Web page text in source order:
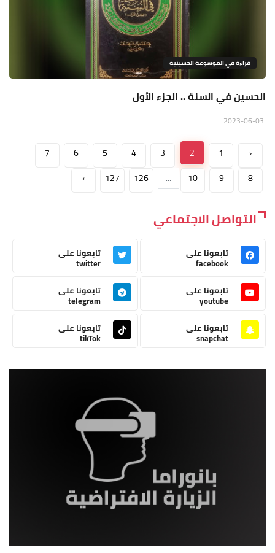
قراءة في الموسوعة الحسينية
الحسين في السنة .. الجزء الأول
‹
1
2
3
4
5
6
7
8
9
10
...
126
127
›
التواصل الاجتماعي
تابعونا على
facebook
تابعونا على
twitter
تابعونا على
youtube
تابعونا على
telegram
تابعونا على
snapchat
تابعونا على
tikTok